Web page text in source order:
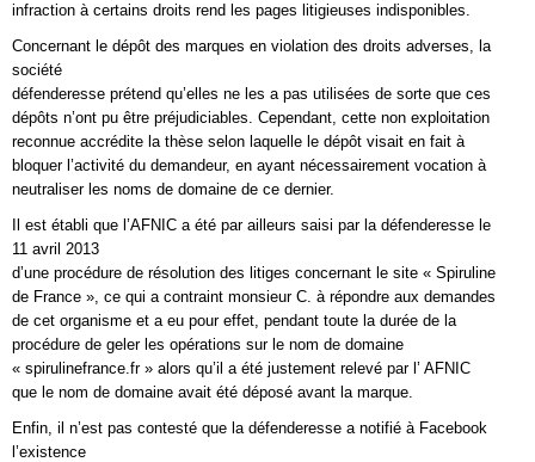
infraction à certains droits rend les pages litigieuses indisponibles.
Concernant le dépôt des marques en violation des droits adverses, la
société
défenderesse prétend qu’elles ne les a pas utilisées de sorte que ces
dépôts n’ont pu être préjudiciables. Cependant, cette non exploitation
reconnue accrédite la thèse selon laquelle le dépôt visait en fait à
bloquer l’activité du demandeur, en ayant nécessairement vocation à
neutraliser les noms de domaine de ce dernier.
Il est établi que l’AFNIC a été par ailleurs saisi par la défenderesse le
11 avril 2013
d’une procédure de résolution des litiges concernant le site « Spiruline
de France », ce qui a contraint monsieur C. à répondre aux demandes
de cet organisme et a eu pour effet, pendant toute la durée de la
procédure de geler les opérations sur le nom de domaine
« spirulinefrance.fr » alors qu’il a été justement relevé par l’ AFNIC
que le nom de domaine avait été déposé avant la marque.
Enfin, il n’est pas contesté que la défenderesse a notifié à Facebook
l’existence